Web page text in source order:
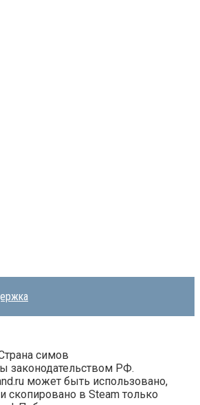
симов
законодательством РФ.
может быть использовано,
скопировано в Steam только